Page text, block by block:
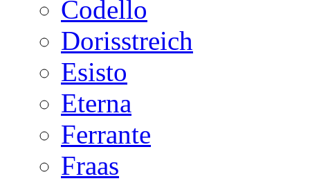
Codello
Dorisstreich
Esisto
Eterna
Ferrante
Fraas